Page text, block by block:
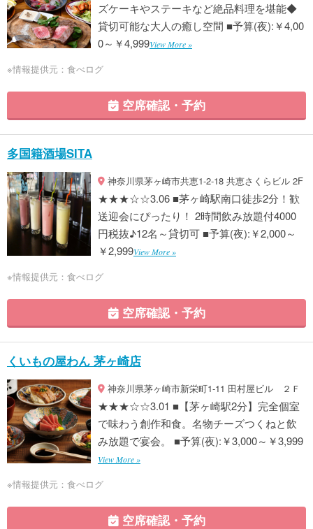
ズケーキやステーキなど絶品料理を堪能◆
貸切可能な大人の癒し空間 ■予算(夜):￥4,00
0～￥4,999View More »
※情報提供元：食べログ
空席確認・予約
多国籍酒場SITA
神奈川県茅ヶ崎市共恵1-2-18 共恵さくらビル 2F
★★★☆☆3.06 ■茅ヶ崎駅南口徒歩2分！歓
送迎会にぴったり！ 2時間飲み放題付4000
円税抜♪12名～貸切可 ■予算(夜):￥2,000～
￥2,999View More »
※情報提供元：食べログ
空席確認・予約
くいもの屋わん 茅ヶ崎店
神奈川県茅ヶ崎市新栄町1-11 田村屋ビル ２Ｆ
★★★☆☆3.01 ■【茅ヶ崎駅2分】完全個室
で味わう創作和食。名物チーズつくねと飲
み放題で宴会。 ■予算(夜):￥3,000～￥3,999
View More »
※情報提供元：食べログ
空席確認・予約